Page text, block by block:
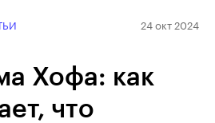
24 окт 2024
Хофа: как
что